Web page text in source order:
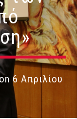
6 Απριλίου